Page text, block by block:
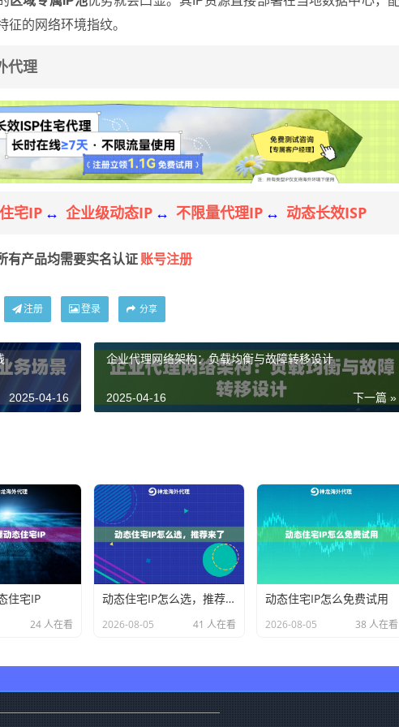
的网络环境指纹。
代理
宅IP ↔ 企业级动态IP ↔ 不限量代理IP ↔ 动态长效ISP
有产品均需要实名认证 账号注册
注册 登录 分享
2025-04-16
企业代理网络架构：负载均衡与故障转移设计
下一篇 »
2025-04-16
住宅IP
24 人在看
动态住宅IP怎么选，推荐来了
2026-08-05 41 人在看
动态住宅IP怎么免费试用
2026-08-05 38 人在看